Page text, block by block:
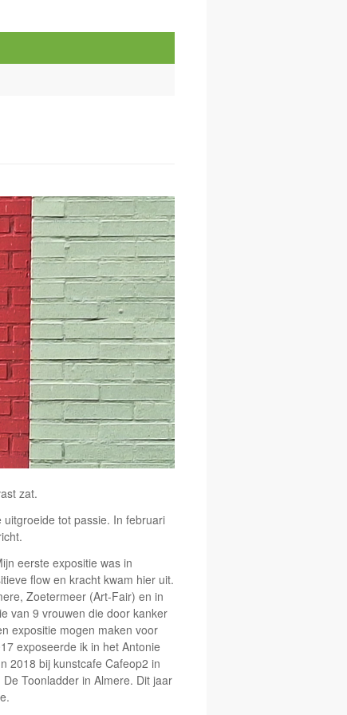
zat.
tot passie. In februari
eerste expositie was in
flow en kracht kwam hier uit.
Zoetermeer (Art-Fair) en in
van 9 vrouwen die door kanker
expositie mogen maken voor
exposeerde ik in het Antonie
2018 bij kunstcafe Cafeop2 in
Toonladder in Almere. Dit jaar